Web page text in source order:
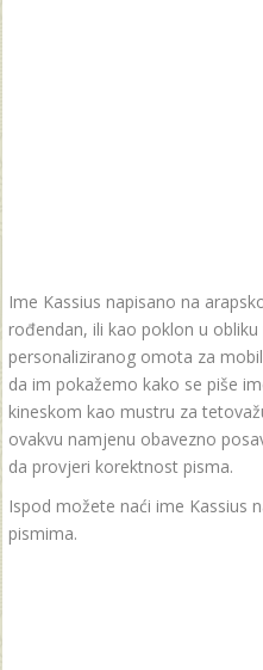
Ime Kassius napisano na
rođendan, ili kao poklon u
personaliziranog omota za
da im pokažemo kako se piše
kineskom kao mustru za
ovakvu namjenu obavezno
da provjeri korektnost pisma.
Ispod možete naći ime Kassius
pismima.